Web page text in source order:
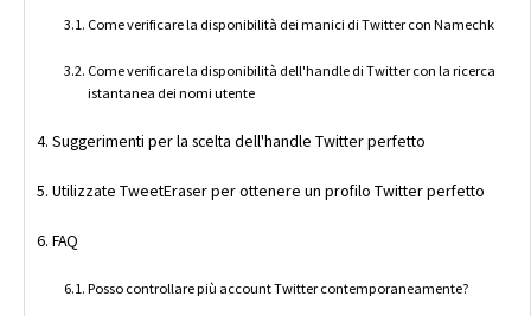
Come verificare la disponibilità dei manici di Twitter con Namechk
Come verificare la disponibilità dell'handle di Twitter con la ricerca
istantanea dei nomi utente
Suggerimenti per la scelta dell'handle Twitter perfetto
Utilizzate TweetEraser per ottenere un profilo Twitter perfetto
FAQ
Posso controllare più account Twitter contemporaneamente?